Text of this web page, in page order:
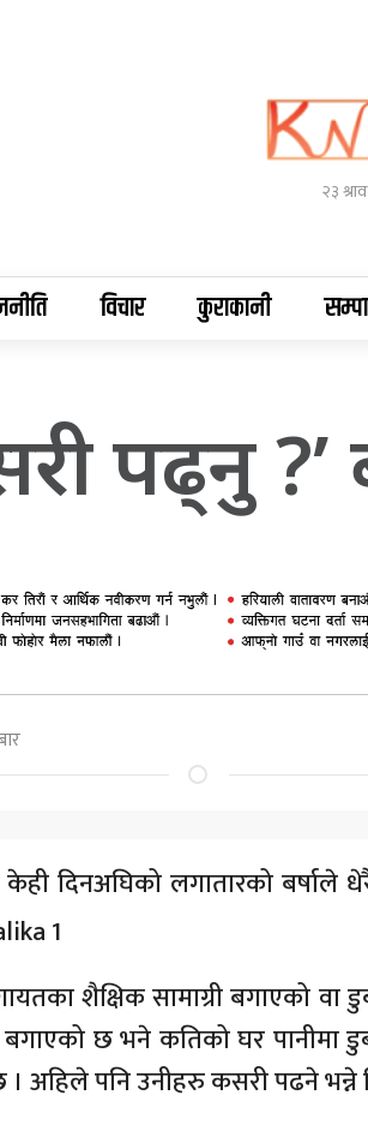
२३
विचार कुराकानी
पढ्नु
केही दिनअघिको लगातारको बर्षाले
शैक्षिक सामाग्री बगाएको
छ भने कतिको घर पानीमा
अहिले पनि उनीहरु कसरी पढने भन्ने